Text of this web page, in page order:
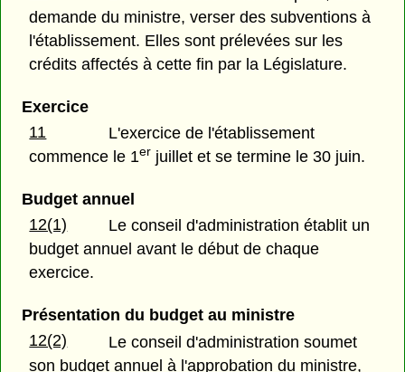
demande du ministre, verser des subventions à
l'établissement. Elles sont prélevées sur les
crédits affectés à cette fin par la Législature.
Exercice
11
L'exercice de l'établissement
commence le 1er juillet et se termine le 30 juin.
Budget annuel
12(1)
Le conseil d'administration établit un
budget annuel avant le début de chaque
exercice.
Présentation du budget au ministre
12(2)
Le conseil d'administration soumet
son budget annuel à l'approbation du ministre,